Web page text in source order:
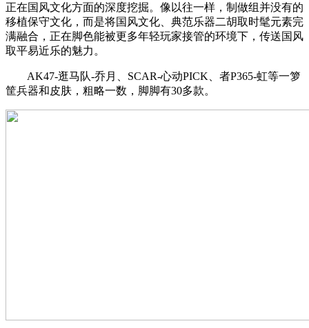
正在国风文化方面的深度挖掘。像以往一样，制做组并没有的
移植保守文化，而是将国风文化、典范乐器二胡取时髦元素完
满融合，正在脚色能被更多年轻玩家接管的环境下，传送国风
取平易近乐的魅力。
AK47-逛马队-乔月、SCAR-心动PICK、者P365-虹等一箩
筐兵器和皮肤，粗略一数，脚脚有30多款。